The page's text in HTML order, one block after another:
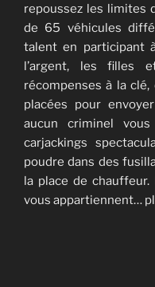
repoussez les limites
de 65 véhicules
talent en participant
l’argent, les filles
récompenses à la
placées pour
aucun criminel
carjackings
poudre dans des
la place de chauffeur.
vous appartiennent…